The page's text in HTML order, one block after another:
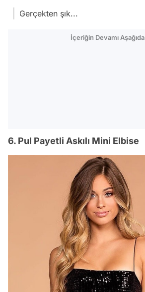
Gerçekten şık...
İçeriğin Devamı Aşağıda
6. Pul Payetli Askılı Mini Elbise